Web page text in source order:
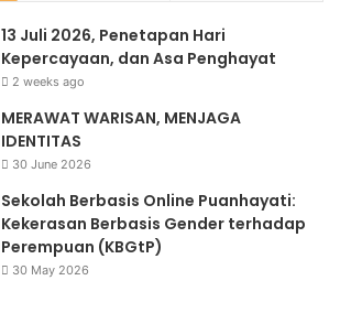
13 Juli 2026, Penetapan Hari
Kepercayaan, dan Asa Penghayat
2 weeks ago
MERAWAT WARISAN, MENJAGA
IDENTITAS
30 June 2026
Sekolah Berbasis Online Puanhayati:
Kekerasan Berbasis Gender terhadap
Perempuan (KBGtP)
30 May 2026